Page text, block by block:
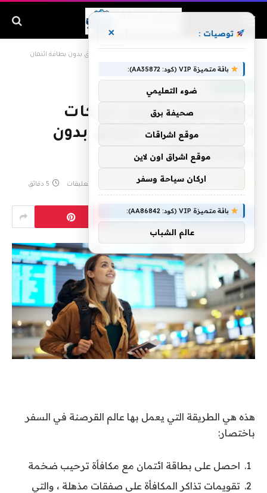
كيفية كسب أميال شركات الطيران ونقاط الفندق بدون بطاقة ائتمان
كيفية كسب أميال شركات
الطيران ونقاط الفندق بدون
بطاقة ائتمان
admin لا توجد تعليقات 5 دقائق
هذه هي الطريقة التي يعمل بها عالم القرصنة في السفر
باختصار:
احصل على بطاقة ائتمان مع مكافأة ترحيب ضخمة
تقويمات تذاكر المكافأة على صفقات مذهلة ، والتي
توصيات : ×
باقة متميزة VIP (كود: AA35872):
ضوء التعليمي
صحيفة برق
موقع اشراقات
موقع اشراق اون لاين
اركان سياحة وسفر
باقة متميزة VIP (كود: AA86842):
عالم الشباب